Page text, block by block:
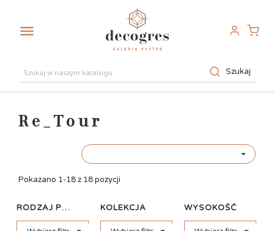

Szukaj
Re_Tour

Pokazano 1-18 z 18 pozycji
RODZAJ PŁYTKI KOLEKCJA WYSOKOŚĆ